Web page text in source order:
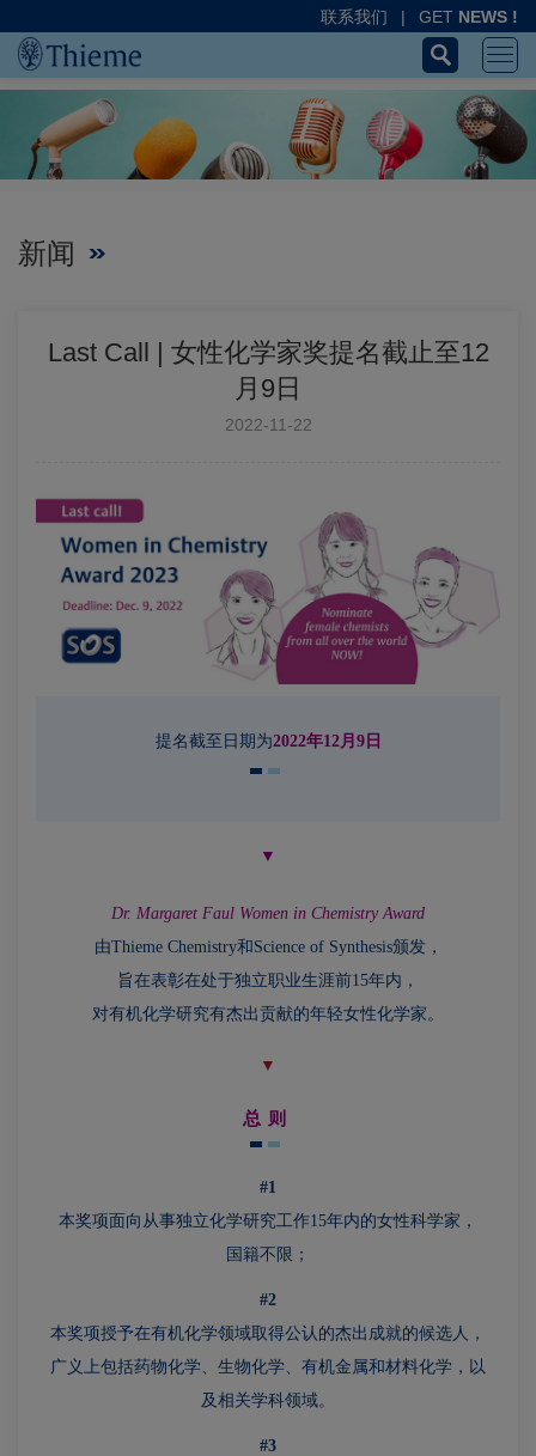
联系我们 | GET NEWS !
新闻
Last Call | 女性化学家奖提名截止至12
月9日
2022-11-22
提名截至日期为2022年12月9日
▼
Dr. Margaret Faul Women in Chemistry Award
由Thieme Chemistry和Science of Synthesis颁发，
旨在表彰在处于独立职业生涯前15年内，
对有机化学研究有杰出贡献的年轻女性化学家 。
▼
总 则
#1
本奖项面向从事独立化学研究工作15年内的女性科学家，
国籍不限；
#2
本奖项授予在有机化学领域取得公认的杰出成就的候选人，
广义上包括药物化学、生物化学、有机金属和材料化学，以
及相关学科领域。
#3